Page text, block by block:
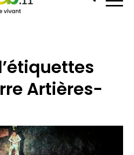
Artières-